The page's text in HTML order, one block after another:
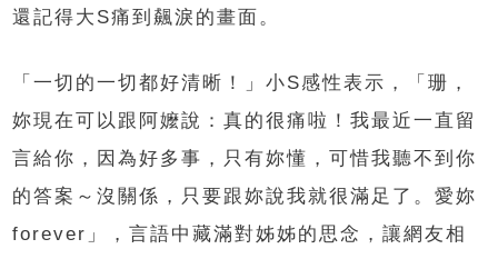
還記得大S痛到飆淚的畫面。
「一切的一切都好清晰！」小S感性表示，「珊，
妳現在可以跟阿嬤說：真的很痛啦！我最近一直留
言給你，因為好多事，只有妳懂，可惜我聽不到你
的答案～沒關係，只要跟妳說我就很滿足了。愛妳
forever」，言語中藏滿對姊姊的思念，讓網友相